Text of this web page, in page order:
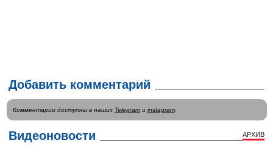
Добавить комментарий
Комментарии доступны в наших Telegramи instagram.
Видеоновости АРХИВ